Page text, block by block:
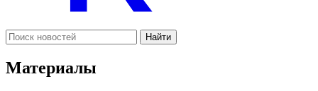
Найти
Материалы